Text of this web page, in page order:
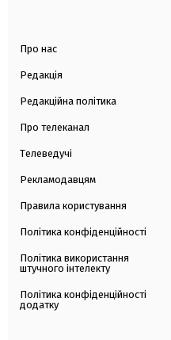
Про нас
Редакція
Редакційна політика
Про телеканал
Телеведучі
Рекламодавцям
Правила користування
Політика конфіденційності
Політика використання
штучного інтелекту
Політика конфіденційності
додатку